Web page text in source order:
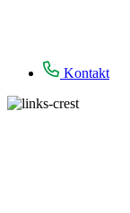
Kontakt